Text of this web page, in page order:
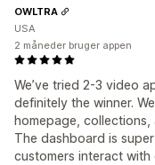
We’ve tried 2-3 video
definitely the winner.
homepage,
The dashboard is
customers interact with
OWLTRA
USA
2 måneder bruger appen